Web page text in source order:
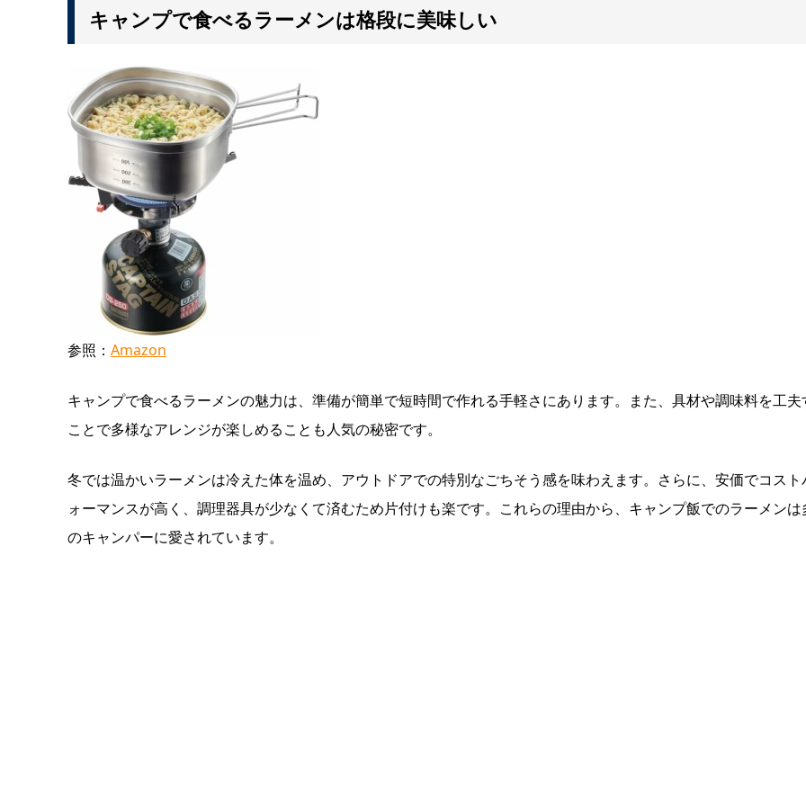
キャンプで食べるラーメンは格段に美味しい
参照： Amazon
キャンプで食べるラーメンの魅力は、準備が簡単で短時間で作れる手軽さにあります。また、具材や調味料を工夫
ことで多様なアレンジが楽しめることも人気の秘密です。
冬では温かいラーメンは冷えた体を温め、アウトドアでの特別なごちそう感を味わえます。さらに、安価でコスト
ォーマンスが高く、調理器具が少なくて済むため片付けも楽です。これらの理由から、キャンプ飯でのラーメンは
のキャンパーに愛されています。